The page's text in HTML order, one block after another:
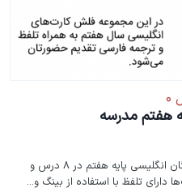
هفتم مدرسه
در این مجموعه سعی شده است که واژگان انگلیسی پایه هفتم در ۸ درس و
تلفظ با استفاده از بینگ و...